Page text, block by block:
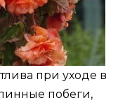
при уходе в
побеги,